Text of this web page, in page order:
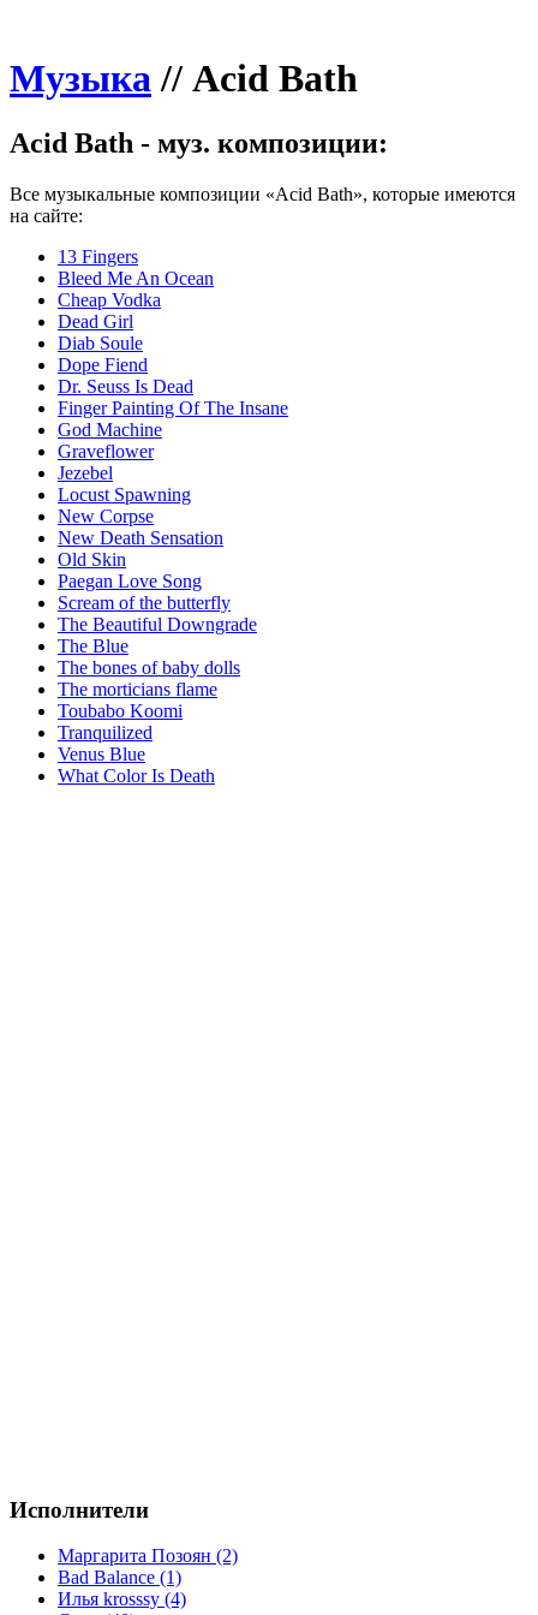
Музыка// Acid Bath
Acid Bath - муз. композиции:
Все музыкальные композиции «Acid Bath», которые имеются
на сайте:
13 Fingers
Bleed Me An Ocean
Cheap Vodka
Dead Girl
Diab Soule
Dope Fiend
Dr. Seuss Is Dead
Finger Painting Of The Insane
God Machine
Graveflower
Jezebel
Locust Spawning
New Corpse
New Death Sensation
Old Skin
Paegan Love Song
Scream of the butterfly
The Beautiful Downgrade
The Blue
The bones of baby dolls
The morticians flame
Toubabo Koomi
Tranquilized
Venus Blue
What Color Is Death
Исполнители
Маргарита Позоян (2)
Bad Balance (1)
Илья krosssy (4)